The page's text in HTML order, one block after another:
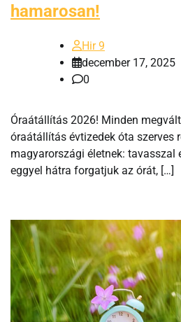
hamarosan!
Hir 9
december 17, 2025
0
Óraátállítás 2026! Minden
óraátállítás évtizedek óta szerves
magyarországi életnek: tavasszal
eggyel hátra forgatjuk az órát, […]